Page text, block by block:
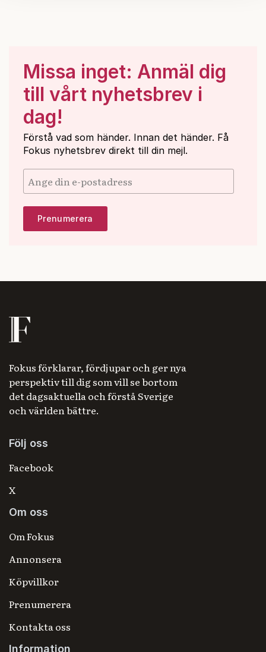
Missa inget: Anmäl dig
till vårt nyhetsbrev i
dag!
Förstå vad som händer. Innan det händer. Få
Fokus nyhetsbrev direkt till din mejl.
Fokus förklarar, fördjupar och ger nya
perspektiv till dig som vill se bortom
det dagsaktuella och förstå Sverige
och världen bättre.
Följ oss
Facebook
X
Om oss
Om Fokus
Annonsera
Köpvillkor
Prenumerera
Kontakta oss
Information